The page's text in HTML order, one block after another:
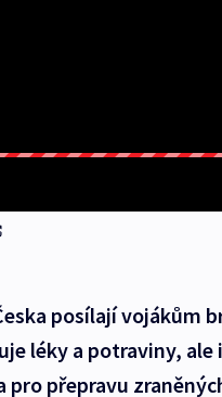
posílají vojákům
léky a potraviny,
pro přepravu